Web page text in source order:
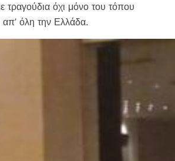
τραγούδια όχι μόνο του τόπου
απ’ όλη την Ελλάδα.